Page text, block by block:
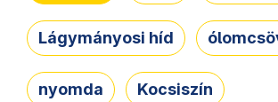
Lágymányosi híd
nyomda Kocsiszín